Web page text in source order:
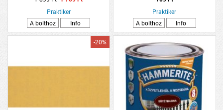
Praktiker
A bolthoz
Info
Praktiker
A bolthoz
Info
-20%